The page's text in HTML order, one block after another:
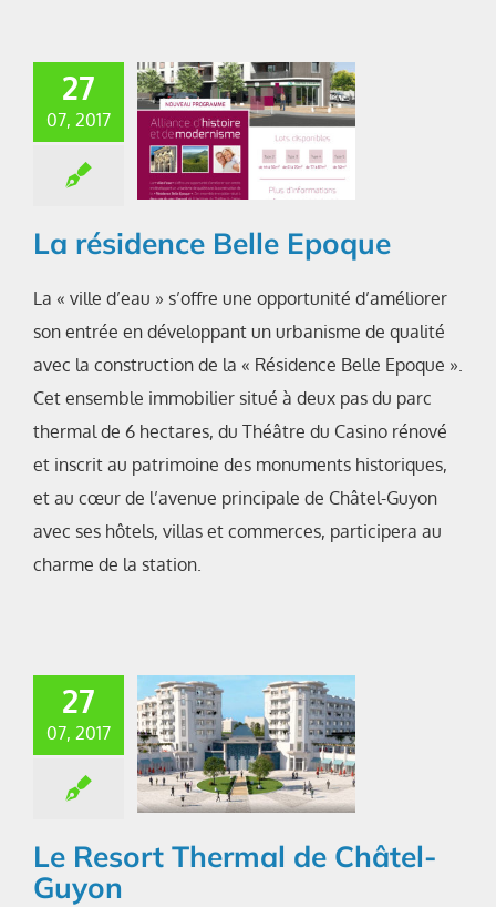
27
07, 2017
La résidence Belle Epoque
La « ville d’eau » s’offre une opportunité d’améliorer
son entrée en développant un urbanisme de qualité
avec la construction de la « Résidence Belle Epoque ».
Cet ensemble immobilier situé à deux pas du parc
thermal de 6 hectares, du Théâtre du Casino rénové
et inscrit au patrimoine des monuments historiques,
et au cœur de l’avenue principale de Châtel-Guyon
avec ses hôtels, villas et commerces, participera au
charme de la station.
27
07, 2017
Le Resort Thermal de Châtel-
Guyon